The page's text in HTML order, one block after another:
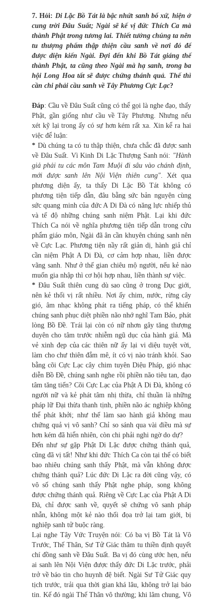
7. Hỏi: Di Lặc Bồ Tát là bậc nhứt sanh bổ xứ, hiện ở
cung trời Đâu Suất; Ngài sẽ kế vị đức Thích Ca mà
thành Phật trong tương lai. Thiết tưởng chúng ta nên
tu thượng phẩm thập thiện cầu sanh về nơi đó để
được diện kiến Ngài. Đợi đến khi Bồ Tát giáng thế
thành Phật, ta cũng theo Ngài mà hạ sanh, trong ba
hội Long Hoa tất sẽ được chứng thánh quả. Thế thì
cần chi phải cầu sanh về Tây Phương Cực Lạc?
Đáp: Cầu về Đâu Suất cũng có thể gọi là nghe đạo, thấy
Phật, gần giống như cầu về Tây Phương. Nhưng nếu
xét kỹ lại trong ấy có sự hơn kém rất xa. Xin kể ra hai
việc để luận:
* Dù chúng ta có tu thập thiện, chưa chắc đã được sanh
về Đâu Suất. Vì Kinh Di Lặc Thượng Sanh nói: "Hành
giả phải tu các môn Tam Muội đi sâu vào chánh định,
mới được sanh lên Nội Viện thiên cung". Xét qua
phương diện ấy, ta thấy Di Lặc Bồ Tát không có
phương tiện tiếp dẫn, đâu bằng sức bản nguyện cùng
sức quang minh của đức A Di Đà có năng lực nhiếp thủ
và tế độ những chúng sanh niệm Phật. Lại khi đức
Thích Ca nói về nghĩa phương tiện tiếp dẫn trong cửu
phẩm giáo môn, Ngài đã ân cần khuyên chúng sanh nên
về Cực Lạc. Phương tiện nầy rất giản dị, hành giả chỉ
cần niệm Phật A Di Đà, cơ cảm hợp nhau, liền được
vãng sanh. Như ở thế gian chiêu mộ người, nếu kẻ nào
muốn gia nhập thì cơ hội hợp nhau, liền thành sự việc.
* Đâu Suất thiên cung dù sao cũng ở trong Dục giới,
nên kẻ thối vị rất nhiều. Nơi ấy chim, nước, rừng cây
gió, âm nhạc không phát ra tiếng pháp, có thể khiến
chúng sanh phục diệt phiền não nhớ nghĩ Tam Bảo, phát
lòng Bồ Đề. Trái lại còn có nữ nhơn gây tăng thượng
duyên cho tâm trước nhiễm ngũ dục của hành giả. Mà
vẻ xinh đẹp của các thiên nữ ấy lại vi diệu tuyệt vời,
làm cho chư thiên đắm mê, ít có vị nào tránh khỏi. Sao
bằng cõi Cực Lạc cây chim tuyên Diệu Pháp, gió nhạc
diễn Bồ Đề, chúng sanh nghe rồi phiền não tiêu tan, đạo
tâm tăng tiến? Cõi Cực Lạc của Phật A Di Đà, không có
người nữ và kẻ phát tâm nhị thừa, chỉ thuần là những
pháp lữ Đại thừa thanh tịnh, phiền não ác nghiệp không
thể phát khởi; như thế làm sao hành giả không mau
chứng quả vị vô sanh? Chỉ so sánh qua vài điều mà sự
hơn kém đã hiển nhiên, còn chi phải nghi ngờ do dự?
Đến như sự gặp Phật Di Lặc được chứng thánh quả,
cũng đã vị tất! Như khi đức Thích Ca còn tại thế có biết
bao nhiêu chúng sanh thấy Phật, mà vẫn không được
chứng thánh quả? Lúc đức Di Lặc ra đời cũng vậy, có
vô số chúng sanh thấy Phật nghe pháp, song không
được chứng thánh quả. Riêng về Cực Lạc của Phật A Di
Đà, chỉ được sanh về, quyết sẽ chứng vô sanh pháp
nhẫn, không một kẻ nào thối đọa trở lại tam giới, bị
nghiệp sanh tử buộc ràng.
Lại nghe Tây Vức Truyện nói: Có ba vị Bồ Tát là Vô
Trước, Thế Thân, Sư Tử Giác thâm tu thiền định quyết
chí đồng sanh về Đâu Suất. Ba vị đó cùng ước hẹn, nếu
ai sanh lên Nội Viện được thấy đức Di Lặc trước, phải
trở về báo tin cho huynh đệ biết. Ngài Sư Tử Giác quy
tịch trước, trải qua thời gian khá lâu, không trở lại báo
tin. Kế đó ngài Thế Thân vô thường; khi lâm chung, Vô